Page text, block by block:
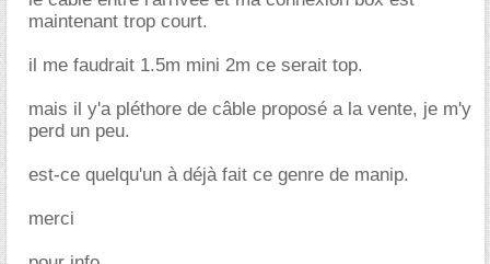
maintenant trop court.
il me faudrait 1.5m mini 2m ce serait top.
mais il y'a pléthore de câble proposé a la vente, je m'y
perd un peu.
est-ce quelqu'un à déjà fait ce genre de manip.
merci